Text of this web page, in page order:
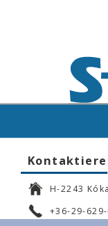
H-2243
+36-29-